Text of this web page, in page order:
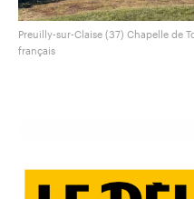
Preuilly-sur-Claise (37) Chapelle de
français